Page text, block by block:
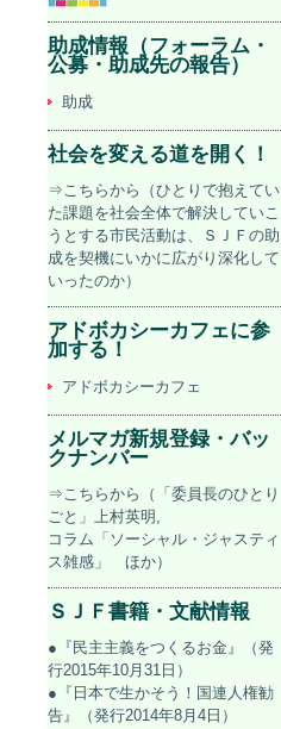
助成情報（フォーラム・
公募・助成先の報告）
助成
社会を変える道を開く！
⇒こちらから（ひとりで抱えてい
た課題を社会全体で解決していこ
うとする市民活動は、ＳＪＦの助
成を契機にいかに広がり深化して
いったのか）
アドボカシーカフェに参
加する！
アドボカシーカフェ
メルマガ新規登録・バッ
クナンバー
⇒こちらから（「委員長のひとり
ごと」上村英明,
コラム「ソーシャル・ジャスティ
ス雑感」 ほか）
ＳＪＦ書籍・文献情報
●『民主主義をつくるお金』（発
行2015年10月31日）
●『日本で生かそう！国連人権勧
告』（発行2014年8月4日）